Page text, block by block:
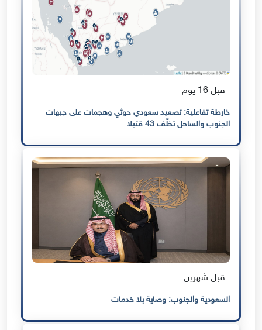
قبل 16 يوم
خارطة تفاعلية: تصعيد سعودي حوثي وهجمات على جبهات
الجنوب والساحل تخلّف 43 قتيلا
قبل شهرين
السعودية والجنوب: وصاية بلا خدمات